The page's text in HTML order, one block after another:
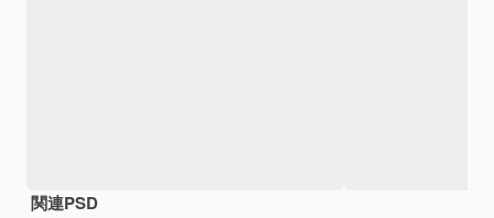
関連PSD